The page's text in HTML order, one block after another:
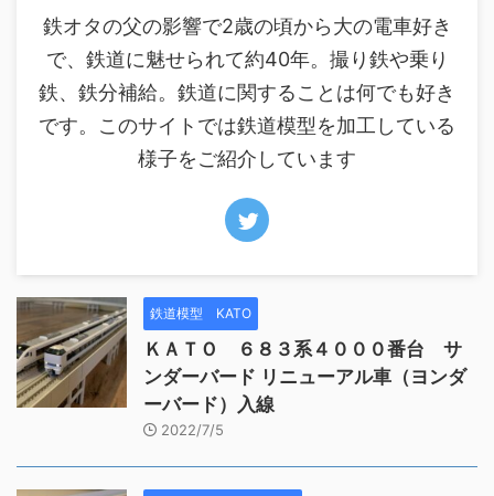
鉄オタの父の影響で2歳の頃から大の電車好き
で、鉄道に魅せられて約40年。撮り鉄や乗り
鉄、鉄分補給。鉄道に関することは何でも好き
です。このサイトでは鉄道模型を加工している
様子をご紹介しています
鉄道模型 KATO
ＫＡＴＯ ６８３系４０００番台 サ
ンダーバード リニューアル車（ヨンダ
ーバード）入線
2022/7/5